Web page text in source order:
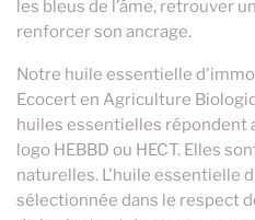
les bleus de l’âme, retrouver
renforcer son ancrage.
Notre huile essentielle
Ecocert en Agriculture
huiles essentielles répondent
logo HEBBD ou HECT. Elles
naturelles. L'huile essentielle
sélectionnée dans le respect